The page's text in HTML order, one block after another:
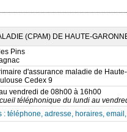
(CPAM) DE HAUTE-
Pins
d'assurance maladie de
Cedex 9
vendredi de 08h00 à 16h00
téléphonique du lundi au
: téléphone, adresse, horaires,